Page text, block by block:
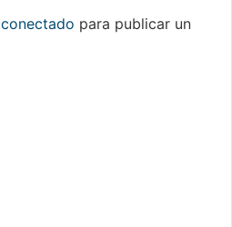
conectado para publicar un